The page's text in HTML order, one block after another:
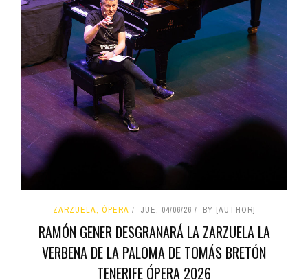
ZARZUELA, ÓPERA JUE, 04/06/26 BY [AUTHOR]
RAMÓN GENER DESGRANARÁ LA ZARZUELA LA
VERBENA DE LA PALOMA DE TOMÁS BRETÓN
TENERIFE ÓPERA 2026